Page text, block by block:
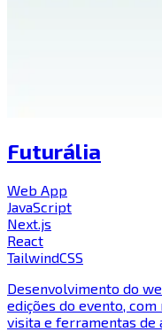
Futurália
Web App
JavaScript
Next.js
React
TailwindCSS
Desenvolvimento do
edições do evento,
visita e ferramentas de